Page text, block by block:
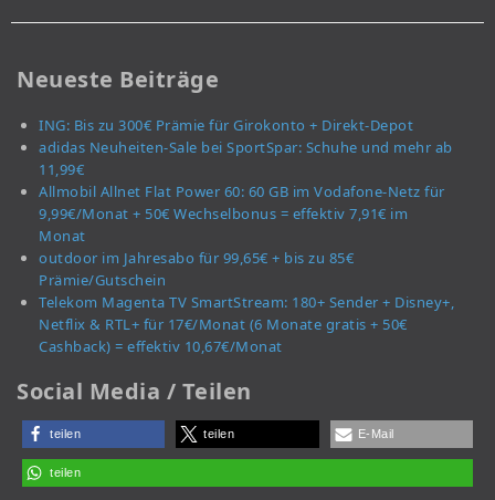
Neueste Beiträge
ING: Bis zu 300€ Prämie für Girokonto + Direkt-Depot
adidas Neuheiten-Sale bei SportSpar: Schuhe und mehr ab
11,99€
Allmobil Allnet Flat Power 60: 60 GB im Vodafone-Netz für
9,99€/Monat + 50€ Wechselbonus = effektiv 7,91€ im
Monat
outdoor im Jahresabo für 99,65€ + bis zu 85€
Prämie/Gutschein
Telekom Magenta TV SmartStream: 180+ Sender + Disney+,
Netflix & RTL+ für 17€/Monat (6 Monate gratis + 50€
Cashback) = effektiv 10,67€/Monat
Social Media / Teilen
teilen teilen E-Mail
teilen